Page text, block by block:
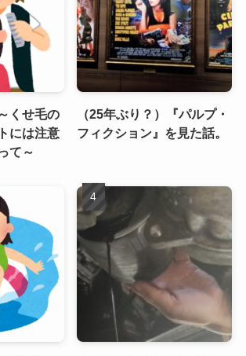
くせ毛の
には注意
て～
（25年ぶり？）『パルプ・
フィクション』を見た話。